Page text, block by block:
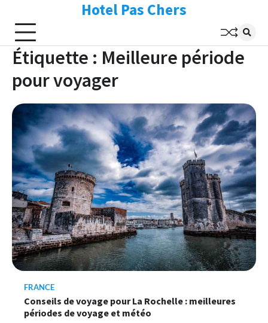
content
Hotel Pas Chers
Étiquette : Meilleure période
pour voyager
FRANCE
Conseils de voyage pour La Rochelle : meilleures
périodes de voyage et météo